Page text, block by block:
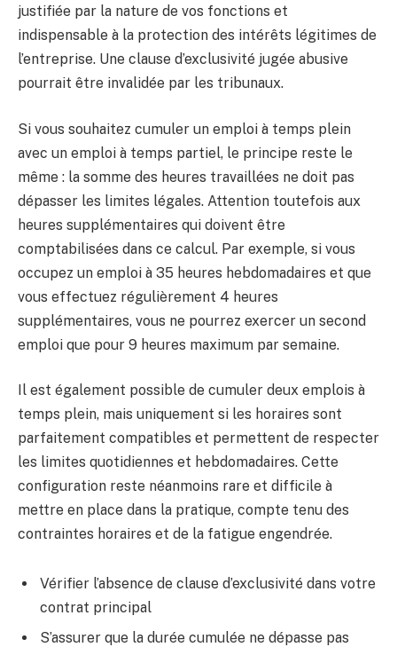
justifiée par la nature de vos fonctions et
indispensable à la protection des intérêts légitimes de
l’entreprise. Une clause d’exclusivité jugée abusive
pourrait être invalidée par les tribunaux.
Si vous souhaitez cumuler un emploi à temps plein
avec un emploi à temps partiel, le principe reste le
même : la somme des heures travaillées ne doit pas
dépasser les limites légales. Attention toutefois aux
heures supplémentaires qui doivent être
comptabilisées dans ce calcul. Par exemple, si vous
occupez un emploi à 35 heures hebdomadaires et que
vous effectuez régulièrement 4 heures
supplémentaires, vous ne pourrez exercer un second
emploi que pour 9 heures maximum par semaine.
Il est également possible de cumuler deux emplois à
temps plein, mais uniquement si les horaires sont
parfaitement compatibles et permettent de respecter
les limites quotidiennes et hebdomadaires. Cette
configuration reste néanmoins rare et difficile à
mettre en place dans la pratique, compte tenu des
contraintes horaires et de la fatigue engendrée.
Vérifier l’absence de clause d’exclusivité dans votre
contrat principal
S’assurer que la durée cumulée ne dépasse pas